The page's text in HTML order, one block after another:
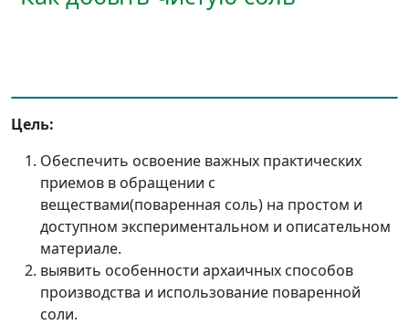
Цель:
Обеспечить освоение важных практических
приемов в обращении с
веществами(поваренная соль) на простом и
доступном экспериментальном и описательном
материале.
выявить особенности архаичных способов
производства и использование поваренной
соли.